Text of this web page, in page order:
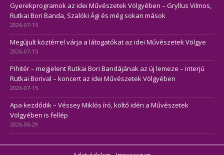
Gyerekprogramok az idei Művészetek Völgyében – Gryllus Vilmos,
Rutkai Bori Banda, Szalóki Ági és még sokan mások
2026-07-15
Megújult köztérrel várja a látogatókat az idei Művészetek Völgye
2026-07-15
Pihitér – megjelent Rutkai Bori Bandájának az új lemeze – interjú
Rutkai Borival – koncert az idei Művészetek Völgyében
2026-07-15
Apa kezdődik – Véssey Miklós író, költő idén a Művészetek
Völgyében is fellép
2026-06-29